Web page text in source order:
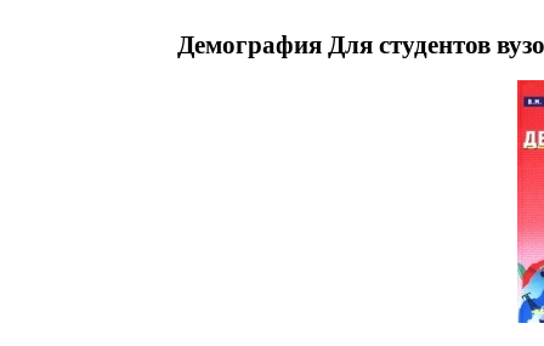
Демография Для студентов